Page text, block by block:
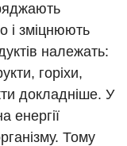
і зміцнюють
належать:
горіхи,
докладніше. У
енергії
Тому